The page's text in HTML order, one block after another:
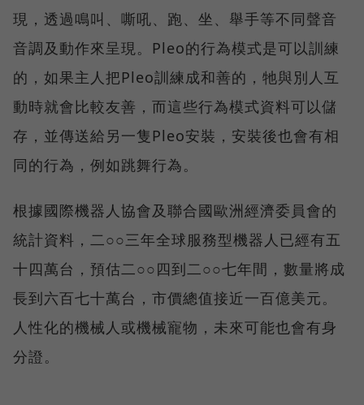
現，透過鳴叫、嘶吼、跑、坐、舉手等不同聲音
音調及動作來呈現。Pleo的行為模式是可以訓練
的，如果主人把Pleo訓練成和善的，牠與別人互
動時就會比較友善，而這些行為模式資料可以儲
存，並傳送給另一隻Pleo安裝，安裝後也會有相
同的行為，例如跳舞行為。
根據國際機器人協會及聯合國歐洲經濟委員會的
統計資料，二○○三年全球服務型機器人已經有五
十四萬台，預估二○○四到二○○七年間，數量將成
長到六百七十萬台，市價總值接近一百億美元。
人性化的機械人或機械寵物，未來可能也會有身
分證。